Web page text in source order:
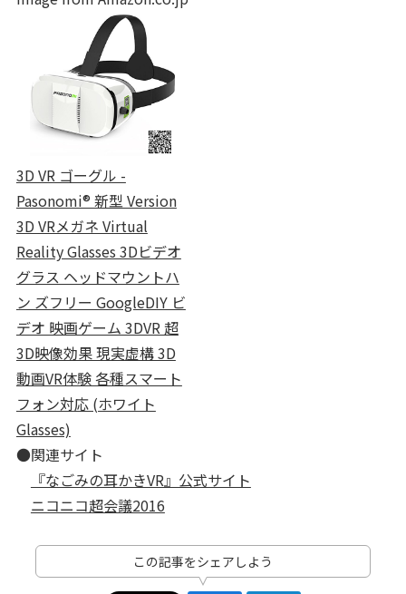
3D VR ゴーグル -
Pasonomi® 新型 Version
3D VRメガネ Virtual
Reality Glasses 3Dビデオ
グラス ヘッドマウントハ
ン ズフリー GoogleDIY ビ
デオ 映画ゲーム 3DVR 超
3D映像効果 現実虚構 3D
動画VR体験 各種スマート
フォン対応 (ホワイト
Glasses)
●関連サイト
『なごみの耳かきVR』公式サイト
ニコニコ超会議2016
この記事をシェアしよう